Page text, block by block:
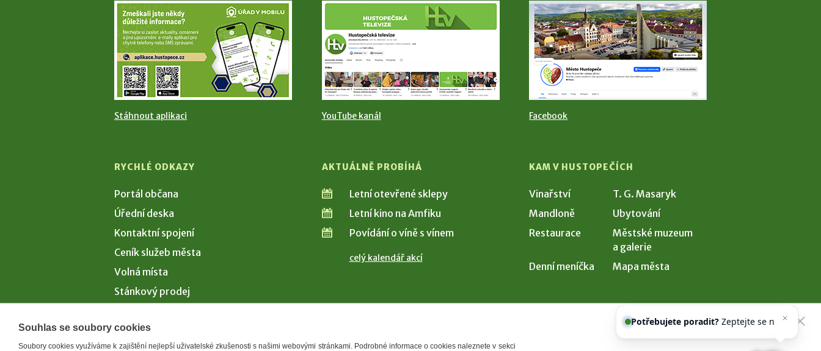
Stáhnout aplikaci YouTube kanál Facebook
RYCHLÉ ODKAZY
Portál občana
Úřední deska
Kontaktní spojení
Ceník služeb města
Volná místa
Stánkový prodej
AKTUÁLNĚ PROBÍHÁ
Letní otevřené sklepy
Letní kino na Amfiku
Povídání o víně s vínem
celý kalendář akcí
KAM V HUSTOPEČÍCH
Vinařství
T. G. Masaryk
Mandloně
Ubytování
Restaurace
Městské muzeum
a galerie
Denní meníčka
Mapa města
Souhlas se soubory cookies
Soubory cookies využíváme k zajištění nejlepší uživatelské zkušenosti s našimi webovými stránkami. Podrobné informace o cookies naleznete v sekci
našeho asistenta Chett